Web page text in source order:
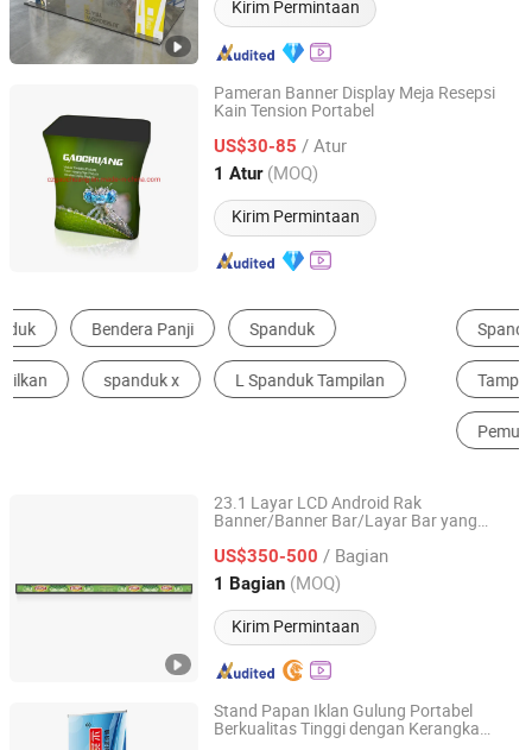
Kirim Permintaan
Pameran Banner Display Meja Resepsi
Kain Tension Portabel
US$30-85 / Atur
1 Atur (MOQ)
Kirim Permintaan
Changzhou Gaochuang Exhibition Products Co., Ltd.
Jiangsu, China Harga mulai 2013
Spanduk Berdiri Rak Display Spanduk Gulung
Tampilan LED Luar Ruangan
23.1 Layar LCD Android Rak
Banner/Banner Bar/Layar Bar yang
US$350-500 / Bagian
1 Bagian (MOQ)
Kirim Permintaan
Shenzhen Rsc Display Electronic Technology Co., Ltd.
Guangdong, China Harga mulai 2025
Stand Papan Iklan Gulung Portabel
Berkualitas Tinggi dengan Kerangka
Shanghai Pdyear Co., Ltd.